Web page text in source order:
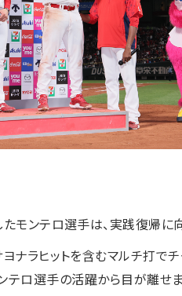
ンテロ選手は、実践復帰に
ナラヒットを含むマルチ打で
テロ選手の活躍から目が離せ